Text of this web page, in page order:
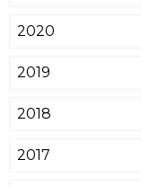
2020
2019
2018
2017